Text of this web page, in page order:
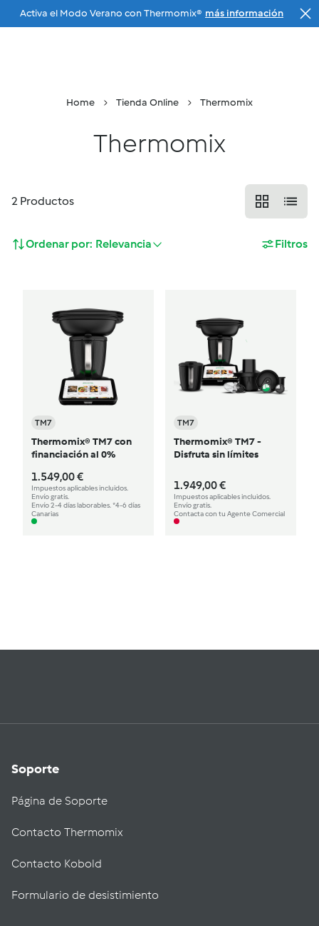
Ir a la navegación principal
Activa el Modo Verano con Thermomix® más información
Home Tienda Online Thermomix
Thermomix
2 Productos
Ordenar por: Relevancia Filtros
TM7
Thermomix® TM7 con
financiación al 0%
1.549,00 €
Impuestos aplicables incluidos.
Envío gratis.
Envío 2-4 días laborables. *4-6 días
Canarias
TM7
Thermomix® TM7 -
Disfruta sin límites
1.949,00 €
Impuestos aplicables incluidos.
Envío gratis.
Contacta con tu Agente Comercial
Soporte
Página de Soporte
Contacto Thermomix
Contacto Kobold
Formulario de desistimiento